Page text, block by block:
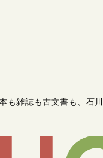
も雑誌も古文書も 石